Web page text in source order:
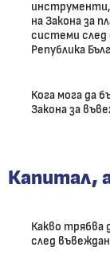
инструменти,
на Закона за
системи след
Република
Кога мога да
Закона за
Капитал,
Какво трябва
след